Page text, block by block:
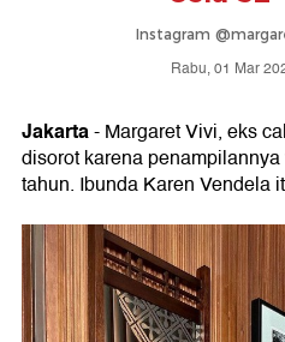
Instagram
Rabu, 01 Mar
Jakarta- Margaret Vivi, eks
disorot karena
tahun. Ibunda Karen Vendela